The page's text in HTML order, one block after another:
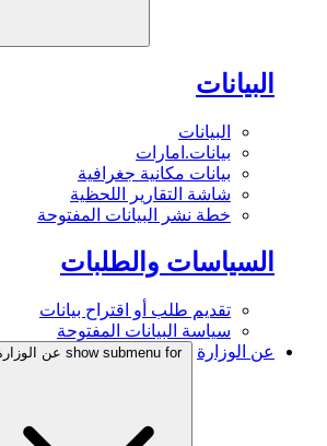
البيانات
البيانات
بيانات.امارات
بيانات مكانية جغرافية
شاشة التقارير اللحظية
خطة نشر البيانات المفتوحة
السياسات والطلبات
تقديم طلب أو اقتراح بيانات
سياسة البيانات المفتوحة
عن الوزارة
show submenu for عن الوزارة